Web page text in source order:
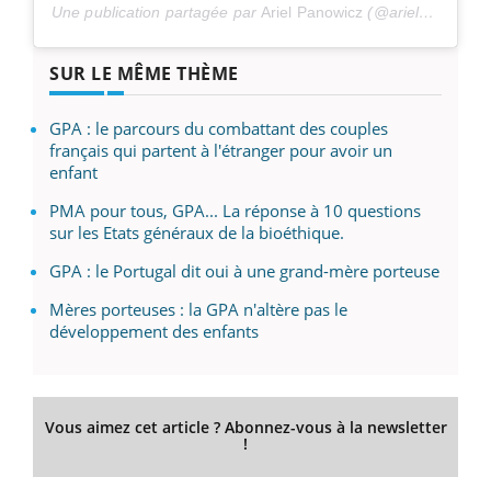
Une publication partagée par Ariel Panowicz (@arielpanowicz) le
SUR LE MÊME THÈME
GPA : le parcours du combattant des couples
français qui partent à l'étranger pour avoir un
enfant
PMA pour tous, GPA... La réponse à 10 questions
sur les Etats généraux de la bioéthique.
GPA : le Portugal dit oui à une grand-mère porteuse
Mères porteuses : la GPA n'altère pas le
développement des enfants
Vous aimez cet article ? Abonnez-vous à la newsletter
!